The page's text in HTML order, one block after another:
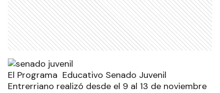
El Programa Educativo Senado Juvenil
Entrerriano realizó desde el 9 al 13 de noviembre